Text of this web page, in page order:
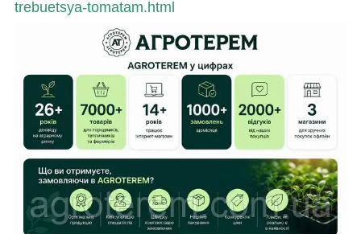
trebuetsya-tomatam.html